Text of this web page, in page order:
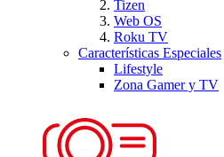
Tizen
Web OS
Roku TV
Características Especiales
Lifestyle
Zona Gamer y TV